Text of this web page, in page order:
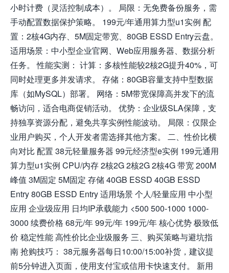
小时计费（灵活控制成本）。 局限：无免费备份服务，需
手动配置数据保护策略。 199元/年通用算力型u1实例 配
置：2核4G内存、5M固定带宽、80GB ESSD Entry云盘。
适用场景：中小型企业官网、Web应用服务器、数据分析
任务。 性能实测： 计算：多核性能较2核2G提升40%，可
同时处理更多并发请求。 存储：80GB容量支持中型数据
库（如MySQL）部署。 网络：5M带宽保障高并发下的流
畅访问，适合电商促销活动。 优势：企业级SLA保障，支
持独享资源分配，避免共享实例性能波动。 局限：仅限企
业用户购买，个人开发者需选择其他方案。 二、性价比横
向对比 配置 38元轻量服务器 99元经济型e实例 199元通用
算力型u1实例 CPU/内存 2核2G 2核2G 2核4G 带宽 200M
峰值 3M固定 5M固定 存储 40GB ESSD 40GB ESSD
Entry 80GB ESSD Entry 适用场景 个人/轻量应用 中小型
应用 企业级应用 日均IP承载能力 <500 500-1000 1000-
3000 续费价格 68元/年 99元/年 199元/年 核心优势 极致低
价 稳定性能 高性价比企业级服务 三、购买策略与避坑指
南 抢购技巧： 38元服务器每日10:00/15:00补货，建议提
前5分钟进入页面，使用支付宝或信用卡快速支付。 新用